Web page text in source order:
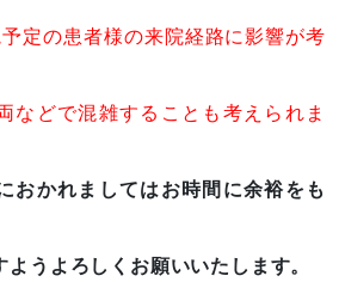
定の患者様の来院経路に影響が考
などで混雑することも考えられま
おかれましてはお時間に余裕をも
ようよろしくお願いいたします。